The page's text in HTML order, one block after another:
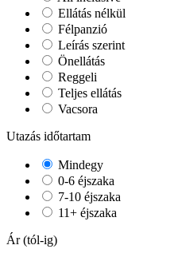
Ellátás nélkül
Félpanzió
Leírás szerint
Önellátás
Reggeli
Teljes ellátás
Vacsora
Utazás időtartam
Mindegy
0-6 éjszaka
7-10 éjszaka
11+ éjszaka
Ár (tól-ig)